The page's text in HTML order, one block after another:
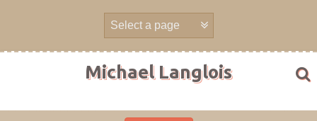
Michael Langlois